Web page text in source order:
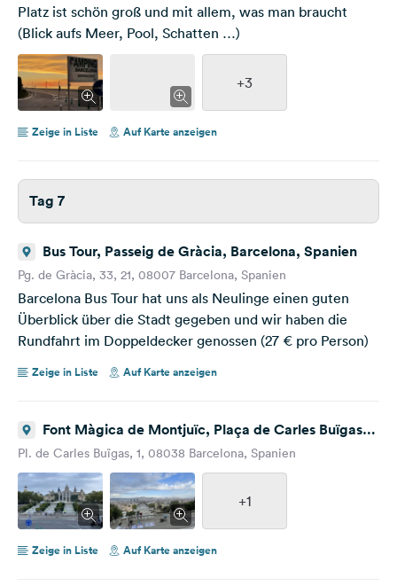
Platz ist schön groß und mit allem, was man braucht
(Blick aufs Meer, Pool, Schatten …)
+3
Zeige in Liste Auf Karte anzeigen
Tag 7
Bus Tour, Passeig de Gràcia, Barcelona, Spanien
Pg. de Gràcia, 33, 21, 08007 Barcelona, Spanien
Barcelona Bus Tour hat uns als Neulinge einen guten
Überblick über die Stadt gegeben und wir haben die
Rundfahrt im Doppeldecker genossen (27 € pro Person)
Zeige in Liste Auf Karte anzeigen
Font Màgica de Montjuïc, Plaça de Carles Buïgas,
Barcelona, Spanien
Pl. de Carles Buïgas, 1, 08038 Barcelona, Spanien
+1
Zeige in Liste Auf Karte anzeigen